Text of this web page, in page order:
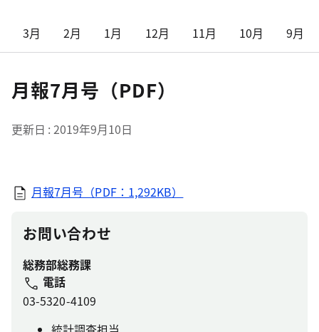
3月 2月 1月 12月 11月 10月 9月
月報7月号（PDF）
更新日 2019年9月10日
月報7月号（PDF：1,292KB）
お問い合わせ
総務部総務課
電話
03-5320-4109